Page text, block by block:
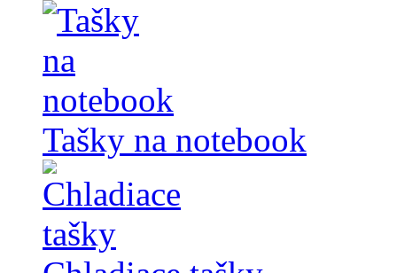
Tašky na notebook